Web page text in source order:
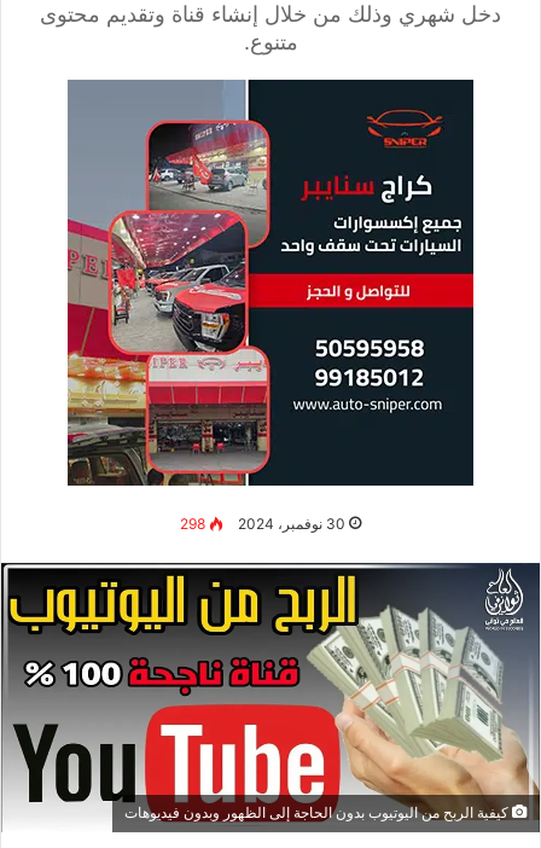
دخل شهري وذلك من خلال إنشاء قناة وتقديم محتوى
متنوع.
30 نوفمبر، 2024 298
كيفية الربح من اليوتيوب بدون الحاجة إلى الظهور وبدون فيديوهات